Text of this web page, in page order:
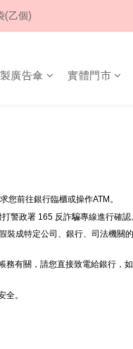
現用)
(乙個)
廣告傘 實體門市
前往銀行臨櫃或操作ATM。
警政署 165 反詐騙專線進行確認
成特定公司、銀行、司法機關
有關，請您直接致電給銀行，
。